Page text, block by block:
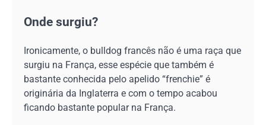
Onde surgiu?
Ironicamente, o bulldog francês não é uma raça que
surgiu na França, esse espécie que também é
bastante conhecida pelo apelido “frenchie” é
originária da Inglaterra e com o tempo acabou
ficando bastante popular na França.